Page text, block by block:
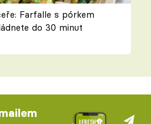
Farfalle s pórkem
do 30 minut